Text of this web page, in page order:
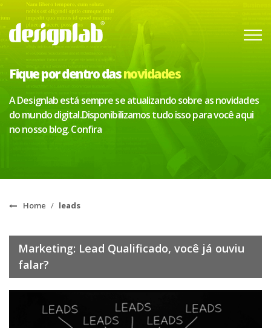
Fique por dentro dasnovidades
A Designlab está sempre se atualizando sobre as novidades
do mundo digital.Disponibilizamos tudo isso para você aqui
no nosso blog. Confira
Home / leads
Marketing: Lead Qualificado, você já ouviu
falar?